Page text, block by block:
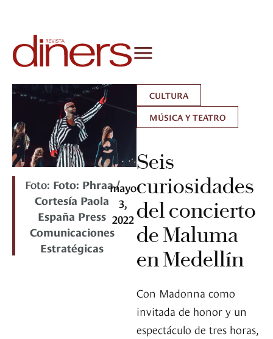
Foto: Foto: Phraa /
Cortesía Paola
España Press
Comunicaciones
Estratégicas
mayo
3,
2022
CULTURA
MÚSICA Y TEATRO
Seis
curiosidades
del concierto
de Maluma
en Medellín
Con Madonna como
invitada de honor y un
espectáculo de tres horas,